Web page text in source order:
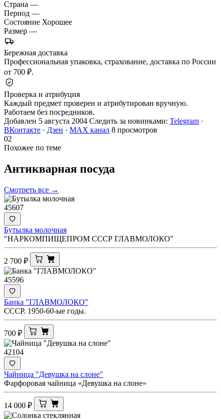
Страна —
Период —
Состояние Хорошее
Размер —
Бережная доставка
Профессиональная упаковка, страхование, доставка по России
от 700 ₽.
Проверка и атрибуция
Каждый предмет проверен и атрибутирован вручную.
Работаем без посредников.
Добавлен 5 августа 2004 Следить за новинками: Telegram ·
ВКонтакте · Дзен · MAX канал 8 просмотров
02
Похожее по теме
Антикварная посуда
Смотреть все →
45607
Бутылка молочная
"НАРКОМПИЩЕПРОМ СССР ГЛАВМОЛОКО"
2 700 ₽
45596
Банка "ГЛАВМОЛОКО"
СССР. 1950-60-ые годы.
700 ₽
42104
Чайница "Девушка на слоне"
Фарфоровая чайница «Девушка на слоне»
14 000 ₽